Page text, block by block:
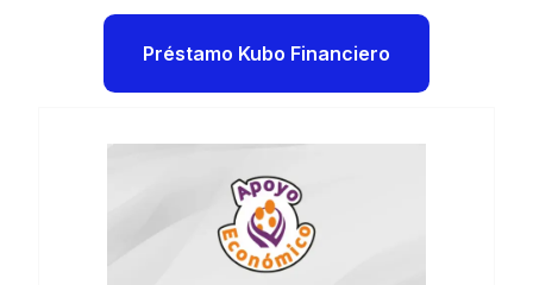
Préstamo Kubo Financiero